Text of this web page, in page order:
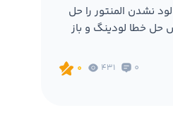
نشدن المنتور را حل
| 5 روش حل خطا لودینگ و باز
0
431
0